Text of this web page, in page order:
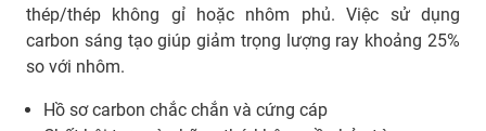
thép/thép không gỉ hoặc nhôm phủ. Việc sử dụng
carbon sáng tạo giúp giảm trọng lượng ray khoảng 25%
so với nhôm.
Hồ sơ carbon chắc chắn và cứng cáp